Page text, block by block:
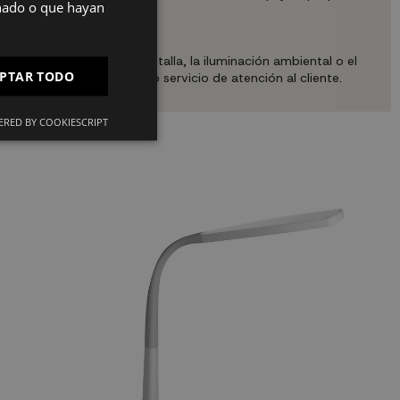
la calibración de la pantalla, la iluminación ambiental o el
contactar con nuestro servicio de atención al cliente.
o que hayan
TODO
BY COOKIESCRIPT